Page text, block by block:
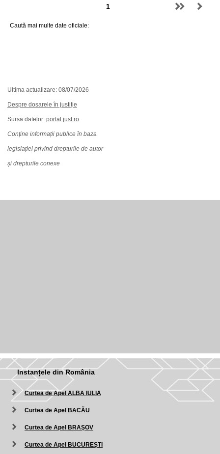
Caută mai multe date oficiale:
Ultima actualizare: 08/07/2026
Despre dosarele în justiție
Sursa datelor: portal.just.ro
Conține informații publice în baza
legislației privind drepturile de autor
și drepturile conexe
Instanțele din România
Curtea de Apel ALBA IULIA
Curtea de Apel BACĂU
Curtea de Apel BRAŞOV
Curtea de Apel BUCUREŞTI